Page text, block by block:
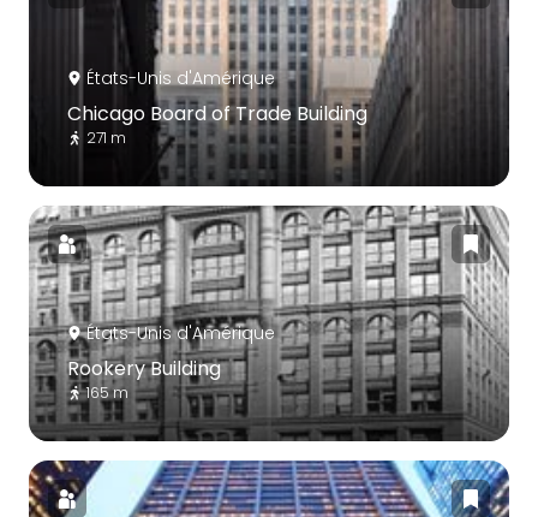
États-Unis d'Amérique
Chicago Board of Trade Building
271 m
États-Unis d'Amérique
Rookery Building
165 m